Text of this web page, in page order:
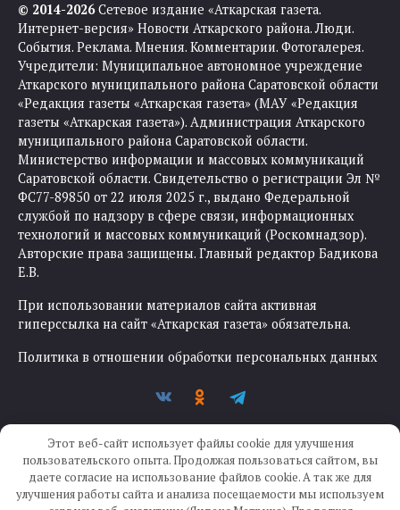
© 2014-2026Сетевое издание «Аткарская газета.
Интернет-версия» Новости Аткарского района. Люди.
События. Реклама. Мнения. Комментарии. Фотогалерея.
Учредители: Муниципальное автономное учреждение
Аткарского муниципального района Саратовской области
«Редакция газеты «Аткарская газета» (МАУ «Редакция
газеты «Аткарская газета»). Администрация Аткарского
муниципального района Саратовской области.
Министерство информации и массовых коммуникаций
Саратовской области. Свидетельство о регистрации Эл №
ФС77-89850 от 22 июля 2025 г., выдано Федеральной
службой по надзору в сфере связи, информационных
технологий и массовых коммуникаций (Роскомнадзор).
Авторские права защищены. Главный редактор Бадикова
Е.В.
При использовании материалов сайта активная
гиперссылка на сайт «Аткарская газета» обязательна.
Политика в отношении обработки персональных данных
Этот веб-сайт использует файлы cookie для улучшения
пользовательского опыта. Продолжая пользоваться сайтом, вы
даете согласие на использование файлов cookie. А так же для
улучшения работы сайта и анализа посещаемости мы используем